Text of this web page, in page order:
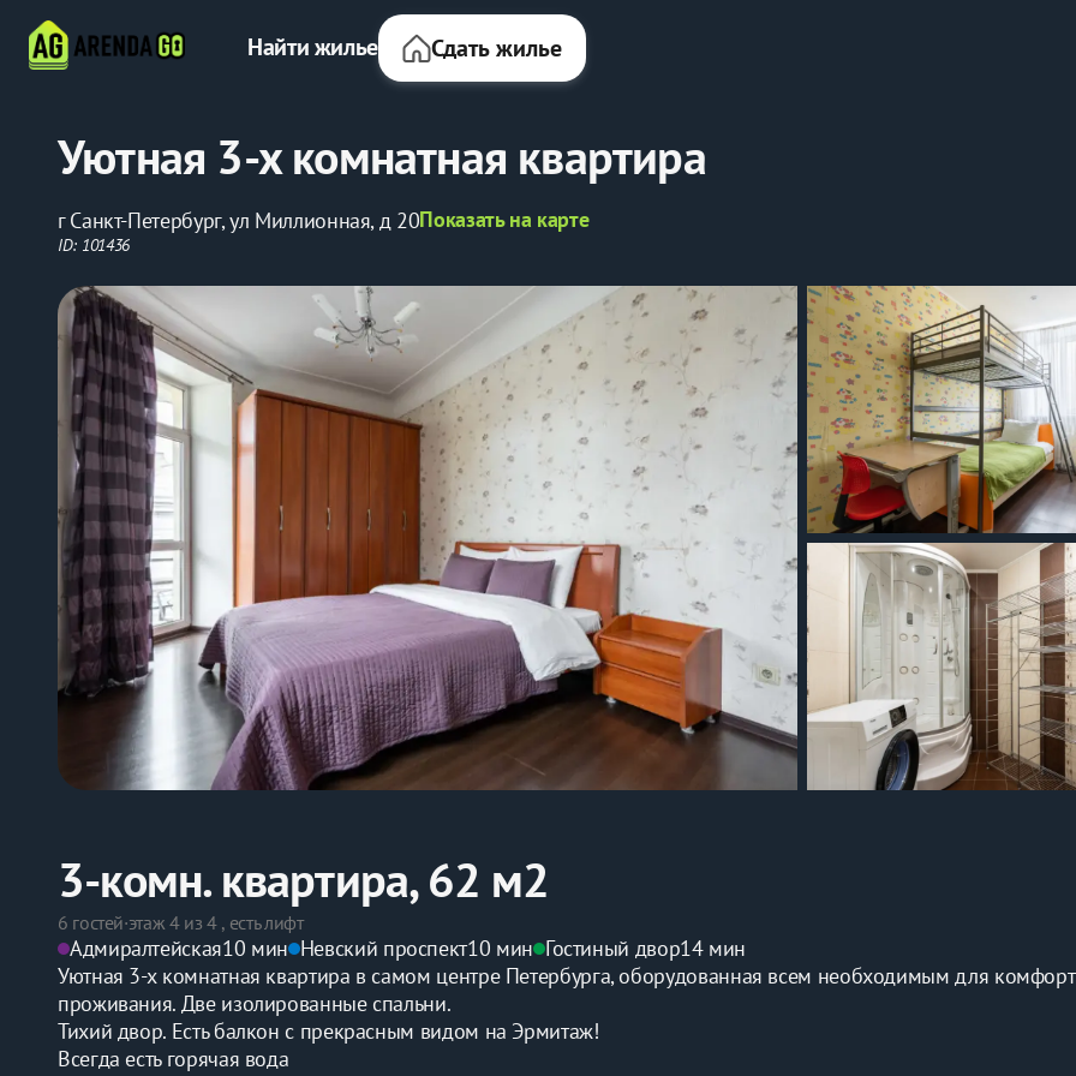
Найти жилье Сдать жилье
Уютная 3-х комнатная квартира
г Санкт-Петербург, ул Миллионная, д 20Показать на карте
ID: 101436
3-комн. квартира, 62 м2
6 гостей·этаж 4 из 4 , есть лифт
Адмиралтейская10 мин Невский проспект10 мин Гостиный двор14 мин
Уютная 3-х комнатная квартира в самом центре Петербурга, оборудованная всем необходимым для
проживания. Две изолированные спальни.
Тихий двор. Есть балкон с прекрасным видом на Эрмитаж!
Всегда есть горячая вода